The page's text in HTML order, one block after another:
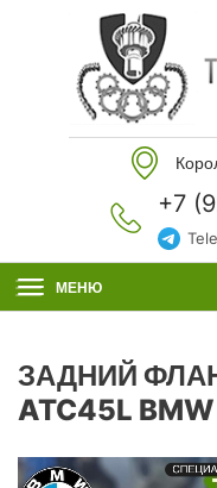
+7
МЕНЮ
ЗАДНИЙ
ATC45L BMW